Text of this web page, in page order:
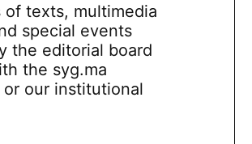
of texts, multimedia
special events
the editorial board
the syg.ma
our institutional